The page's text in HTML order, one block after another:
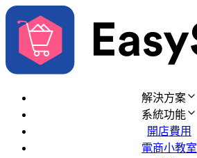
解決方案
系統功能
開店費用
電商小教室